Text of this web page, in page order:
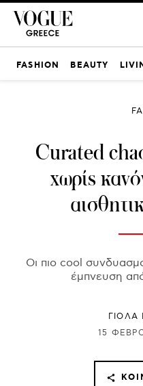
FASHION BEAUTY
Curated
χωρίς
Οι πιο cool
έμπνευση
15